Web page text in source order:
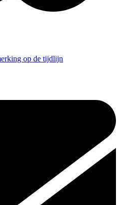
op de tijdlijn